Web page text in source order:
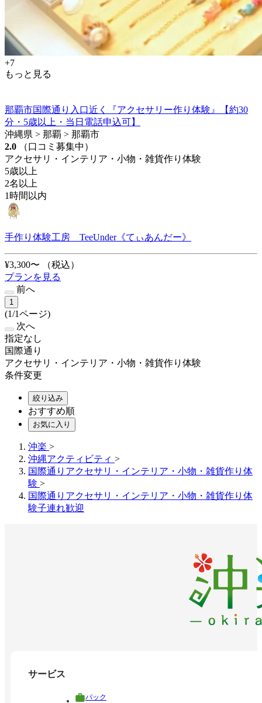
+7
もっと見る
那覇市国際通り入口近く『アクセサリー作り体験』【約30
分・5歳以上・当日電話申込可】
沖縄県 > 那覇 > 那覇市
2.0
（口コミ募集中）
アクセサリ・インテリア・小物・雑貨作り体験
5歳以上
2名以上
1時間以内
手作り体験工房 TeeUnder《てぃあんだー》
¥3,300〜
（税込）
プランを見る
前へ
1
(1/1ページ)
次へ
指定なし
国際通り
アクセサリ・インテリア・小物・雑貨作り体験
条件変更
絞り込み
おすすめ順
お気に入り
沖楽 >
沖縄アクティビティ >
国際通りアクセサリ・インテリア・小物・雑貨作り体
験 >
国際通りアクセサリ・インテリア・小物・雑貨作り体
験子連れ歓迎
サービス
パック